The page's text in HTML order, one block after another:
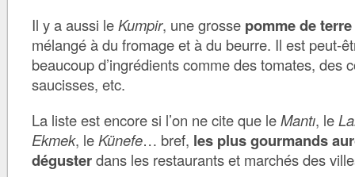
Il y a aussi leKumpir, une grosse pomme de
mélangé à du fromage et à du beurre. Il est peut-
beaucoup d’ingrédients comme des tomates, des
saucisses, etc.
La liste est encore si l’on ne cite que leMantı, le
Ekmek, leKünefe… bref, les plus gourmands
dégusterdans les restaurants et marchés des